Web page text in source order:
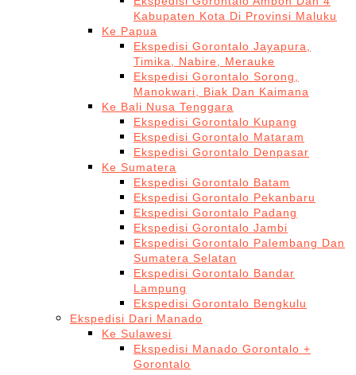
Kabupaten Kota Di Provinsi Maluku
Ke Papua
Ekspedisi Gorontalo Jayapura,
Timika, Nabire, Merauke
Ekspedisi Gorontalo Sorong,
Manokwari, Biak Dan Kaimana
Ke Bali Nusa Tenggara
Ekspedisi Gorontalo Kupang
Ekspedisi Gorontalo Mataram
Ekspedisi Gorontalo Denpasar
Ke Sumatera
Ekspedisi Gorontalo Batam
Ekspedisi Gorontalo Pekanbaru
Ekspedisi Gorontalo Padang
Ekspedisi Gorontalo Jambi
Ekspedisi Gorontalo Palembang Dan
Sumatera Selatan
Ekspedisi Gorontalo Bandar
Lampung
Ekspedisi Gorontalo Bengkulu
Ekspedisi Dari Manado
Ke Sulawesi
Ekspedisi Manado Gorontalo +
Gorontalo